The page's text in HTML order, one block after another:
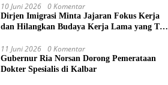
10 Juni 2026 0 Komentar
Dirjen Imigrasi Minta Jajaran Fokus Kerja
dan Hilangkan Budaya Kerja Lama yang Tak
11 Juni 2026 0 Komentar
Gubernur Ria Norsan Dorong Pemerataan
Dokter Spesialis di Kalbar